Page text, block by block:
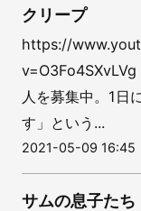
クリープ
https://
v=O3Fo4SXvLVg
人を募集中。1日
す」という...
2021-05-09 16:45
サムの息子た